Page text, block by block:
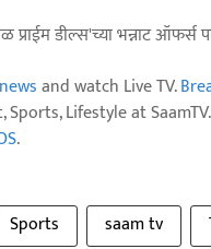
प्राईम डील्स'च्या भन्नाट ऑफर्स
and watch Live TV.
Lifestyle at
.
Sports saam tv